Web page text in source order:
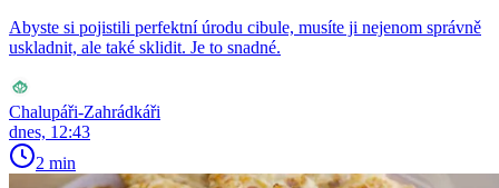
Abyste si pojistili perfektní úrodu cibule, musíte ji nejenom správně
uskladnit, ale také sklidit. Je to snadné.
Chalupáři-Zahrádkáři
dnes, 12:43
2 min